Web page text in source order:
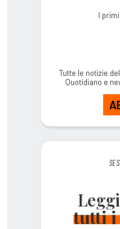
I
Tutte le notizie
Quotidiano e
SE
tutti i